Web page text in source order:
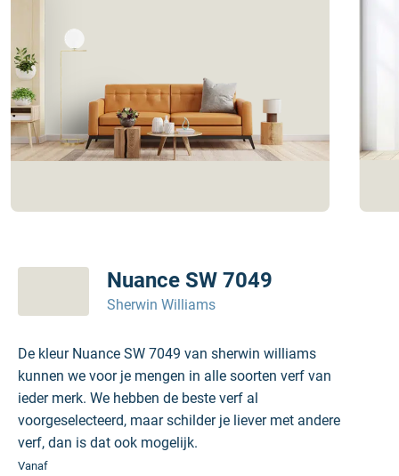
Nuance SW 7049
Sherwin Williams
De kleur Nuance SW 7049 van sherwin williams
kunnen we voor je mengen in alle soorten verf van
ieder merk. We hebben de beste verf al
voorgeselecteerd, maar schilder je liever met andere
verf, dan is dat ook mogelijk.
Vanaf